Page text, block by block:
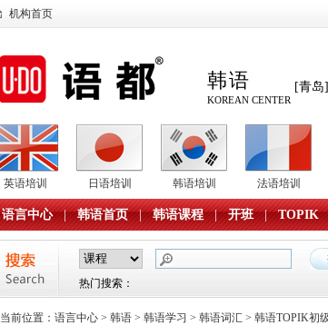
机构首页
韩语
KOREAN CENTER
[青岛]
英语培训 日语培训 韩语培训 法语培训
语言中心 | 韩语首页 | 韩语课程 | 开班 | TOPIK
热门搜索：
当前位置： 语言中心 > 韩语 > 韩语学习 > 韩语词汇 > 韩语TOPIK初